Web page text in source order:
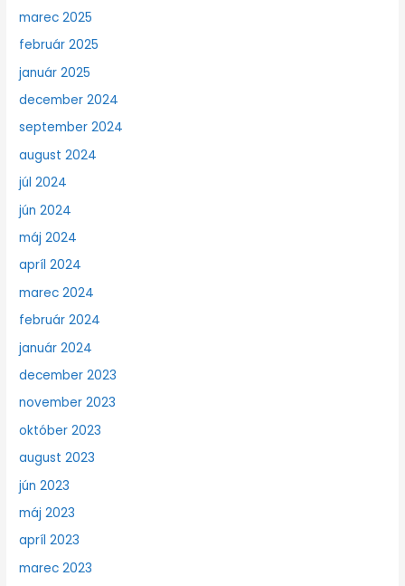
marec 2025
február 2025
január 2025
december 2024
september 2024
august 2024
júl 2024
jún 2024
máj 2024
apríl 2024
marec 2024
február 2024
január 2024
december 2023
november 2023
október 2023
august 2023
jún 2023
máj 2023
apríl 2023
marec 2023